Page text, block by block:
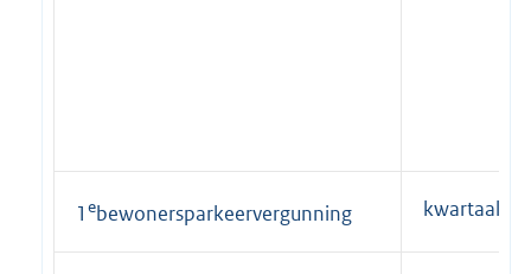
1 ebewonersparkeervergunning kwartaal